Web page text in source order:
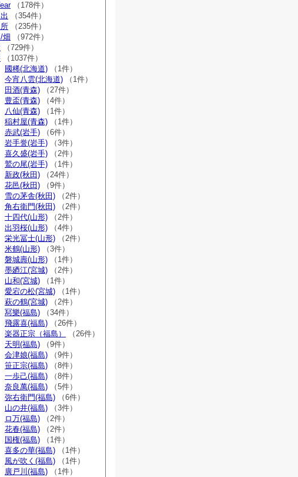
（178件）
（354件）
（235件）
畑 （972件）
（729件）
（1037件）
國稀(北海道) （1件）
今宵八雲(北海道) （1件）
田酒(青森) （27件）
豊盃(青森) （4件）
八仙(青森) （1件）
稲村屋(青森) （1件）
赤武(岩手) （6件）
岩手誉(岩手) （3件）
喜久盛(岩手) （2件）
鷲の尾(岩手) （1件）
新政(秋田) （24件）
花邑(秋田) （9件）
雪の茅舎(秋田) （2件）
角右衛門(秋田) （2件）
十四代(山形) （2件）
出羽桜(山形) （4件）
栄光冨士(山形) （2件）
米鶴(山形) （3件）
磐城壽(山形) （1件）
墨廼江(宮城) （2件）
山和(宮城) （1件）
愛宕の松(宮城) （1件）
萩の鶴(宮城) （2件）
冩樂(福島) （34件）
飛露喜(福島) （26件）
楽器正宗（福島）
（26件）
天明(福島) （9件）
会津娘(福島) （9件）
笹正宗(福島) （8件）
一歩己(福島) （8件）
奈良萬(福島) （5件）
弥右衛門(福島) （6件）
山の井(福島) （3件）
ロ万(福島) （2件）
花春(福島) （2件）
国権(福島) （1件）
喜多の華(福島) （1件）
風が吹く(福島) （1件）
廣戸川(福島) （1件）